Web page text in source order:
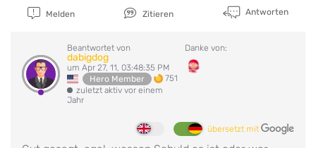
Melden Zitieren Antworten
Beantwortet von
dabigdog
um Apr 27, 11, 03:48:35 PM
Hero Member
751
zuletzt aktiv vor einem
Jahr
Danke von:
übersetzt mit